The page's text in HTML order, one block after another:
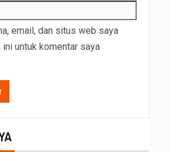
email, dan situs web saya
ini untuk komentar saya